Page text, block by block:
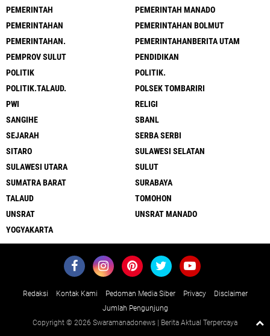
PEMERINTAH
PEMERINTAH MANADO
PEMERINTAHAN
PEMERINTAHAN BOLMUT
PEMERINTAHAN.
PEMERINTAHANBERITA UTAM
PEMPROV SULUT
PENDIDIKAN
POLITIK
POLITIK.
POLITIK.TALAUD.
POLSEK TOMBARIRI
PWI
RELIGI
SANGIHE
SBANL
SEJARAH
SERBA SERBI
SITARO
SULAWESI SELATAN
SULAWESI UTARA
SULUT
SUMATRA BARAT
SURABAYA
TALAUD
TOMOHON
UNSRAT
UNSRAT MANADO
YOGYAKARTA
Redaksi Kontak Kami Pedoman Media Siber Privacy
Disclaimer
Jumlah Pengunjung
Copyright © 2026 Swaramanadonews | Berita Aktual Terpercaya